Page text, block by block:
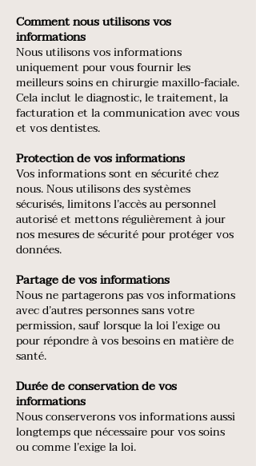
Comment nous utilisons vos
informations
Nous utilisons vos informations
uniquement pour vous fournir les
meilleurs soins en chirurgie maxillo-faciale.
Cela inclut le diagnostic, le traitement, la
facturation et la communication avec vous
et vos dentistes.
Protection de vos informations
Vos informations sont en sécurité chez
nous. Nous utilisons des systèmes
sécurisés, limitons l’accès au personnel
autorisé et mettons régulièrement à jour
nos mesures de sécurité pour protéger vos
données.
Partage de vos informations
Nous ne partagerons pas vos informations
avec d’autres personnes sans votre
permission, sauf lorsque la loi l’exige ou
pour répondre à vos besoins en matière de
santé.
Durée de conservation de vos
informations
Nous conserverons vos informations aussi
longtemps que nécessaire pour vos soins
ou comme l’exige la loi.